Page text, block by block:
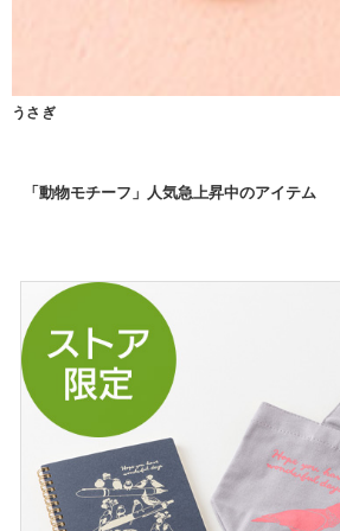
うさぎ
「動物モチーフ」人気急上昇中のアイテム